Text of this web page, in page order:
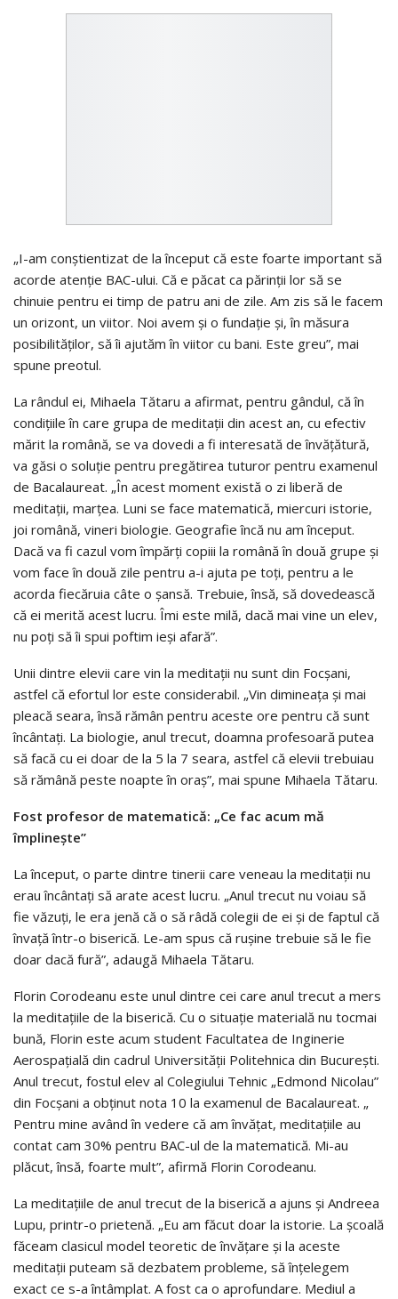
„I-am conştientizat de la început că este foarte important să
acorde atenţie BAC-ului. Că e păcat ca părinţii lor să se
chinuie pentru ei timp de patru ani de zile. Am zis să le facem
un orizont, un viitor. Noi avem şi o fundaţie şi, în măsura
posibilităţilor, să îi ajutăm în viitor cu bani. Este greu”, mai
spune preotul.
La rândul ei, Mihaela Tătaru a afirmat, pentru gândul, că în
condiţiile în care grupa de meditaţii din acest an, cu efectiv
mărit la română, se va dovedi a fi interesată de învăţătură,
va găsi o soluţie pentru pregătirea tuturor pentru examenul
de Bacalaureat. „În acest moment există o zi liberă de
meditaţii, marţea. Luni se face matematică, miercuri istorie,
joi română, vineri biologie. Geografie încă nu am început.
Dacă va fi cazul vom împărţi copiii la română în două grupe şi
vom face în două zile pentru a-i ajuta pe toţi, pentru a le
acorda fiecăruia câte o şansă. Trebuie, însă, să dovedească
că ei merită acest lucru. Îmi este milă, dacă mai vine un elev,
nu poţi să îi spui poftim ieşi afară”.
Unii dintre elevii care vin la meditaţii nu sunt din Focşani,
astfel că efortul lor este considerabil. „Vin dimineaţa şi mai
pleacă seara, însă rămân pentru aceste ore pentru că sunt
încântaţi. La biologie, anul trecut, doamna profesoară putea
să facă cu ei doar de la 5 la 7 seara, astfel că elevii trebuiau
să rămână peste noapte în oraş”, mai spune Mihaela Tătaru.
Fost profesor de matematică: „Ce fac acum mă
împlineşte”
La început, o parte dintre tinerii care veneau la meditaţii nu
erau încântaţi să arate acest lucru. „Anul trecut nu voiau să
fie văzuţi, le era jenă că o să râdă colegii de ei şi de faptul că
învaţă într-o biserică. Le-am spus că ruşine trebuie să le fie
doar dacă fură”, adaugă Mihaela Tătaru.
Florin Corodeanu este unul dintre cei care anul trecut a mers
la meditaţiile de la biserică. Cu o situaţie materială nu tocmai
bună, Florin este acum student Facultatea de Inginerie
Aerospaţială din cadrul Universităţii Politehnica din Bucureşti.
Anul trecut, fostul elev al Colegiului Tehnic „Edmond Nicolau”
din Focşani a obţinut nota 10 la examenul de Bacalaureat. „
Pentru mine având în vedere că am învăţat, meditaţiile au
contat cam 30% pentru BAC-ul de la matematică. Mi-au
plăcut, însă, foarte mult”, afirmă Florin Corodeanu.
La meditaţiile de anul trecut de la biserică a ajuns şi Andreea
Lupu, printr-o prietenă. „Eu am făcut doar la istorie. La şcoală
făceam clasicul model teoretic de învăţare şi la aceste
meditaţii puteam să dezbatem probleme, să înţelegem
exact ce s-a întâmplat. A fost ca o aprofundare. Mediul a